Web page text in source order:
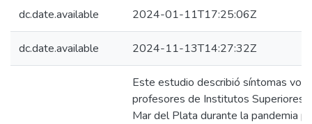
dc.date.available 2024-01-11T17:25:06Z
dc.date.available 2024-11-13T14:27:32Z
Este estudio describió síntomas
profesores de Institutos Superiores
Mar del Plata durante la pandemia